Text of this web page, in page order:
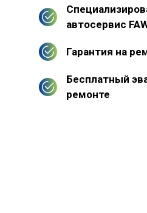
автосервис
Гарантия на
Бесплатный
ремонте